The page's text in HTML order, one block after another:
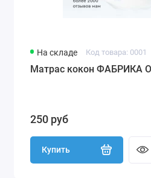
На складе Код товара: 0001
Матрас кокон ФАБРИКА
250 руб
Купить